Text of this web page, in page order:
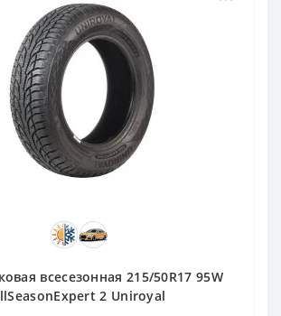
всесезонная 215/50R17 95W
2 Uniroyal